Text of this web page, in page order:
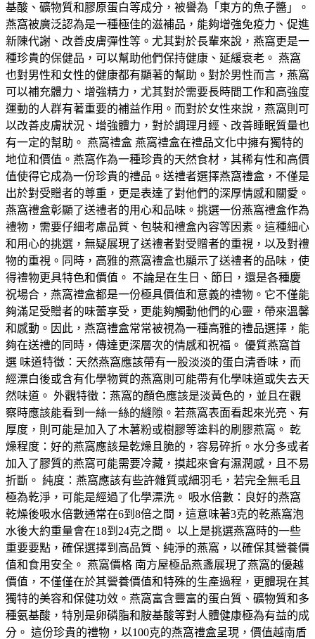
基酸、礦物質和膠原蛋白等成分，被譽為「東方的魚子醬」。
燕窩被廣泛認為是一種極佳的滋補品，能夠增強免疫力、促進
新陳代謝、改善皮膚彈性等。尤其對於長輩來說，燕窩更是一
種珍貴的保健品，可以幫助他們保持健康、延緩衰老。 燕窩
也對男性和女性的健康都有顯著的幫助。對於男性而言，燕窩
可以補充體力、增強精力，尤其對於需要長時間工作和高強度
運動的人群有著重要的補益作用。而對於女性來說，燕窩則可
以改善皮膚狀況、增強體力，對於調理月經、改善睡眠質量也
有一定的幫助。 燕窩禮盒 燕窩禮盒在禮品文化中擁有獨特的
地位和價值。燕窩作為一種珍貴的天然食材，其稀有性和高價
值使得它成為一份珍貴的禮品。送禮者選擇燕窩禮盒，不僅是
出於對受贈者的尊重，更是表達了對他們的深厚情感和關愛。
燕窩禮盒彰顯了送禮者的用心和品味。挑選一份燕窩禮盒作為
禮物，需要仔細考慮品質、包裝和禮盒內容等因素。這種細心
和用心的挑選，無疑展現了送禮者對受贈者的重視，以及對禮
物的重視。同時，高雅的燕窩禮盒也顯示了送禮者的品味，使
得禮物更具特色和價值。 不論是在生日、節日，還是各種慶
祝場合，燕窩禮盒都是一份極具價值和意義的禮物。它不僅能
夠滿足受贈者的味蕾享受，更能夠觸動他們的心靈，帶來溫馨
和感動。因此，燕窩禮盒常常被視為一種高雅的禮品選擇，能
夠在送禮的同時，傳達更深層次的情感和祝福。 優質燕窩首
選 味道特徵：天然燕窩應該帶有一股淡淡的蛋白清香味，而
經漂白後或含有化學物質的燕窩則可能帶有化學味道或失去天
然味道。 外觀特徵：燕窩的顏色應該是淡黃色的，並且在觀
察時應該能看到一絲一絲的縫隙。若燕窩表面看起來光亮、有
厚度，則可能是加入了木薯粉或樹膠等塗料的刷膠燕窩。 乾
燥程度：好的燕窩應該是乾燥且脆的，容易碎折。水分多或者
加入了膠質的燕窩可能需要冷藏，摸起來會有濕潤感，且不易
折斷。 純度：燕窩應該有些許雜質或細羽毛，若完全無毛且
極為乾淨，可能是經過了化學漂洗。 吸水倍數：良好的燕窩
乾燥後吸水倍數通常在6到8倍之間，這意味著3克的乾燕窩泡
水後大約重量會在18到24克之間。 以上是挑選燕窩時的一些
重要要點，確保選擇到高品質、純淨的燕窩，以確保其營養價
值和食用安全。 燕窩價格 南方屋極品燕盞展現了燕窩的優越
價值，不僅僅在於其營養價值和特殊的生產過程，更體現在其
獨特的美容和保健功效。燕窩富含豐富的蛋白質、礦物質和多
種氨基酸，特別是卵磷脂和胺基酸等對人體健康極為有益的成
分。 這份珍貴的禮物，以100克的燕窩禮盒呈現，價值越南盾